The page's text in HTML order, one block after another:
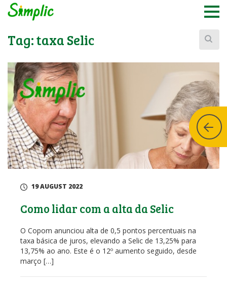
Tag:taxa Selic
19 AUGUST 2022
Como lidar com a alta da Selic
O Copom anunciou alta de 0,5 pontos percentuais na
taxa básica de juros, elevando a Selic de 13,25% para
13,75% ao ano. Este é o 12º aumento seguido, desde
março […]
Buscar: